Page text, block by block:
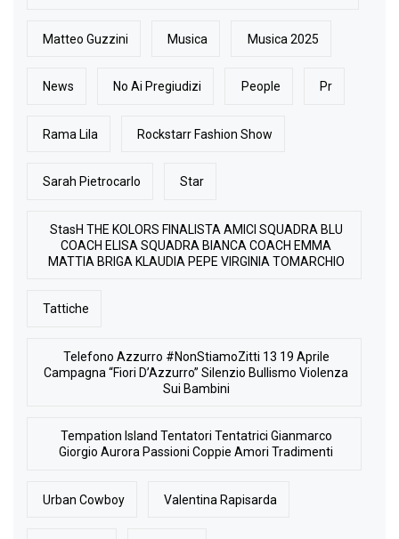
Matteo Guzzini Musica Musica 2025
News No Ai Pregiudizi People Pr
Rama Lila Rockstarr Fashion Show
Sarah Pietrocarlo Star
StasH THE KOLORS FINALISTA AMICI SQUADRA BLU
COACH ELISA SQUADRA BIANCA COACH EMMA
MATTIA BRIGA KLAUDIA PEPE VIRGINIA TOMARCHIO
Tattiche
Telefono Azzurro #NonStiamoZitti 13 19 Aprile
Campagna “Fiori D’Azzurro” Silenzio Bullismo Violenza
Sui Bambini
Tempation Island Tentatori Tentatrici Gianmarco
Giorgio Aurora Passioni Coppie Amori Tradimenti
Urban Cowboy Valentina Rapisarda